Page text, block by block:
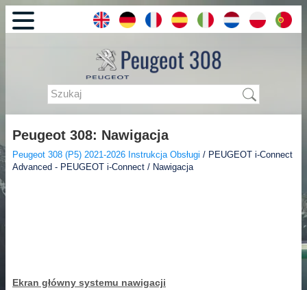
Peugeot 308: Nawigacja
Peugeot 308 (P5) 2021-2026 Instrukcja Obsługi / PEUGEOT i-Connect
Advanced - PEUGEOT i-Connect / Nawigacja
Ekran główny systemu nawigacji